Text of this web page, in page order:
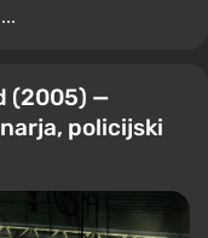
(2005) —
policijski